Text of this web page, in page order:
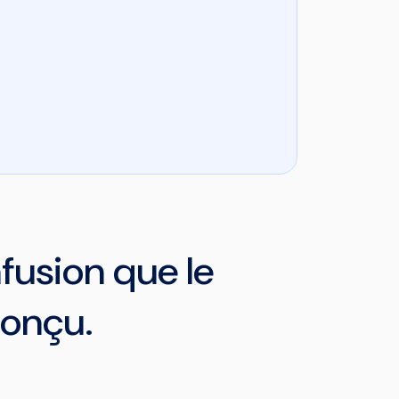
que le